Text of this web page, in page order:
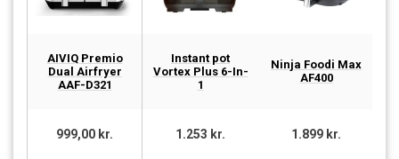
AIVIQ Premio
Dual Airfryer
AAF-D321
Instant pot
Vortex Plus 6-In-
1
Ninja Foodi Max
AF400
999,00 kr. 1.253 kr. 1.899 kr.